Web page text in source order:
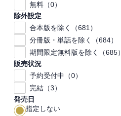
無料（0）
除外設定
合本版を除く（681）
分冊版・単話を除く（684）
期間限定無料版を除く（685）
販売状況
予約受付中（0）
完結（3）
発売日
指定しない